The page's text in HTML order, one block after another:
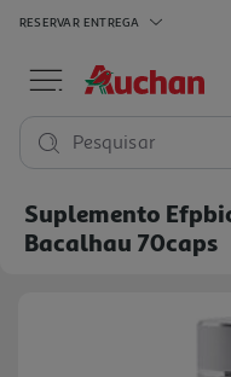
RESERVAR ENTREGA
Pesquisar
Suplemento
Bacalhau 70caps